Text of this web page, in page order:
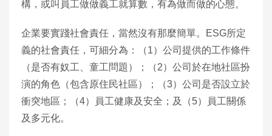
構，或叫員工做做義工就算數，有為做而做的心態。
企業要實踐社會責任，當然沒有那麼簡單。ESG所定
義的社會責任，可細分為：（1）公司提供的工作條件
（是否有奴工、童工問題）；（2）公司於在地社區扮
演的角色（包含原住民社區）；（3）公司是否設立於
衝突地區；（4）員工健康及安全；及（5）員工關係
及多元化。